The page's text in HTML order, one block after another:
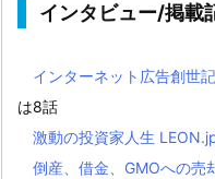
インタビュー/掲載
インターネット広告創世
は8話
激動の投資家人生
倒産、借金、GMOへの売